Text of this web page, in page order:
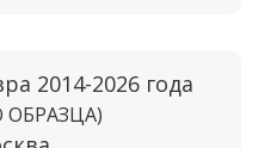
2014-2026 года